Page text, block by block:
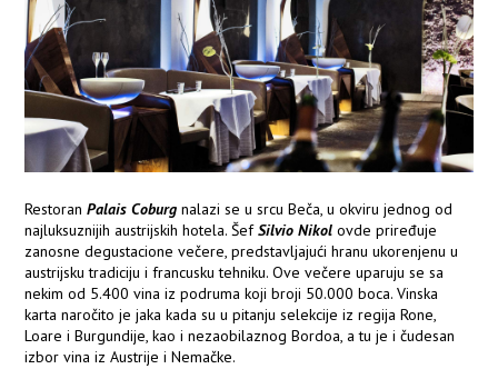
RestoranPalais Coburgnalazi se u srcu Beča, u okviru jednog od
najluksuznijih austrijskih hotela. ŠefSilvio Nikol ovde priređuje
zanosne degustacione večere, predstavljajući hranu ukorenjenu u
austrijsku tradiciju i francusku tehniku. Ove večere uparuju se sa
nekim od 5.400 vina iz podruma koji broji 50.000 boca. Vinska
karta naročito je jaka kada su u pitanju selekcije iz regija Rone,
Loare i Burgundije, kao i nezaobilaznog Bordoa, a tu je i čudesan
izbor vina iz Austrije i Nemačke.